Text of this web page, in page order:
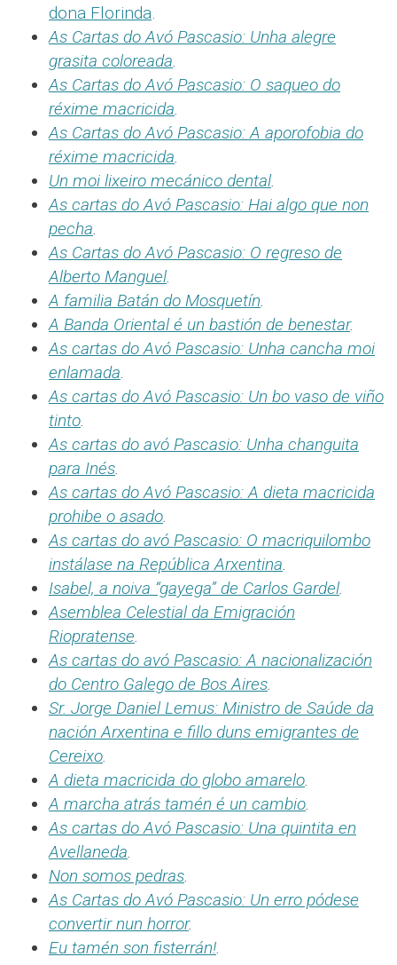
dona Florinda.
As Cartas do Avó Pascasio: Unha alegre
grasita coloreada.
As Cartas do Avó Pascasio: O saqueo do
réxime macricida.
As Cartas do Avó Pascasio: A aporofobia do
réxime macricida.
Un moi lixeiro mecánico dental.
As cartas do Avó Pascasio: Hai algo que non
pecha.
As Cartas do Avó Pascasio: O regreso de
Alberto Manguel.
A familia Batán do Mosquetín.
A Banda Oriental é un bastión de benestar.
As cartas do Avó Pascasio: Unha cancha moi
enlamada.
As cartas do Avó Pascasio: Un bo vaso de viño
tinto.
As cartas do avó Pascasio: Unha changuita
para Inés.
As cartas do Avó Pascasio: A dieta macricida
prohibe o asado.
As cartas do avó Pascasio: O macriquilombo
instálase na República Arxentina.
Isabel, a noiva “gayega” de Carlos Gardel.
Asemblea Celestial da Emigración
Riopratense.
As cartas do avó Pascasio: A nacionalización
do Centro Galego de Bos Aires.
Sr. Jorge Daniel Lemus: Ministro de Saúde da
nación Arxentina e fillo duns emigrantes de
Cereixo.
A dieta macricida do globo amarelo.
A marcha atrás tamén é un cambio.
As cartas do Avó Pascasio: Una quintita en
Avellaneda.
Non somos pedras.
As Cartas do Avó Pascasio: Un erro pódese
convertir nun horror.
Eu tamén son fisterrán!.